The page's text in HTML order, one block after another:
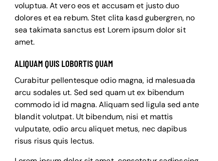
voluptua. At vero eos et accusam et justo duo
dolores et ea rebum. Stet clita kasd gubergren, no
sea takimata sanctus est Lorem ipsum dolor sit
amet.
ALIQUAM QUIS LOBORTIS QUAM
Curabitur pellentesque odio magna, id malesuada
arcu sodales ut. Sed sed quam ut ex bibendum
commodo id id magna. Aliquam sed ligula sed ante
blandit volutpat. Ut bibendum, nisi et mattis
vulputate, odio arcu aliquet metus, nec dapibus
risus risus quis lectus.